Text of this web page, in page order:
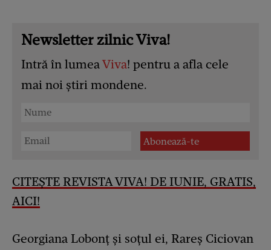
Newsletter zilnic Viva!
Intră în lumeaViva! pentru a afla cele
mai noi știri mondene.
CITEȘTE REVISTA VIVA! DE IUNIE, GRATIS,
AICI!
Georgiana Lobonț și soțul ei, Rareș Ciciovan